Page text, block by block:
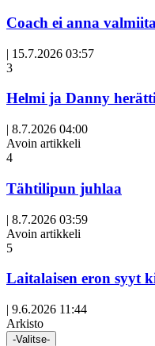
Coach ei anna
| 15.7.2026 03:57
3
Helmi ja Danny
| 8.7.2026 04:00
Avoin artikkeli
4
Tähtilipun juhlaa
| 8.7.2026 03:59
Avoin artikkeli
5
Laitalaisen eron syyt
| 9.6.2026 11:44
Arkisto
-Valitse-